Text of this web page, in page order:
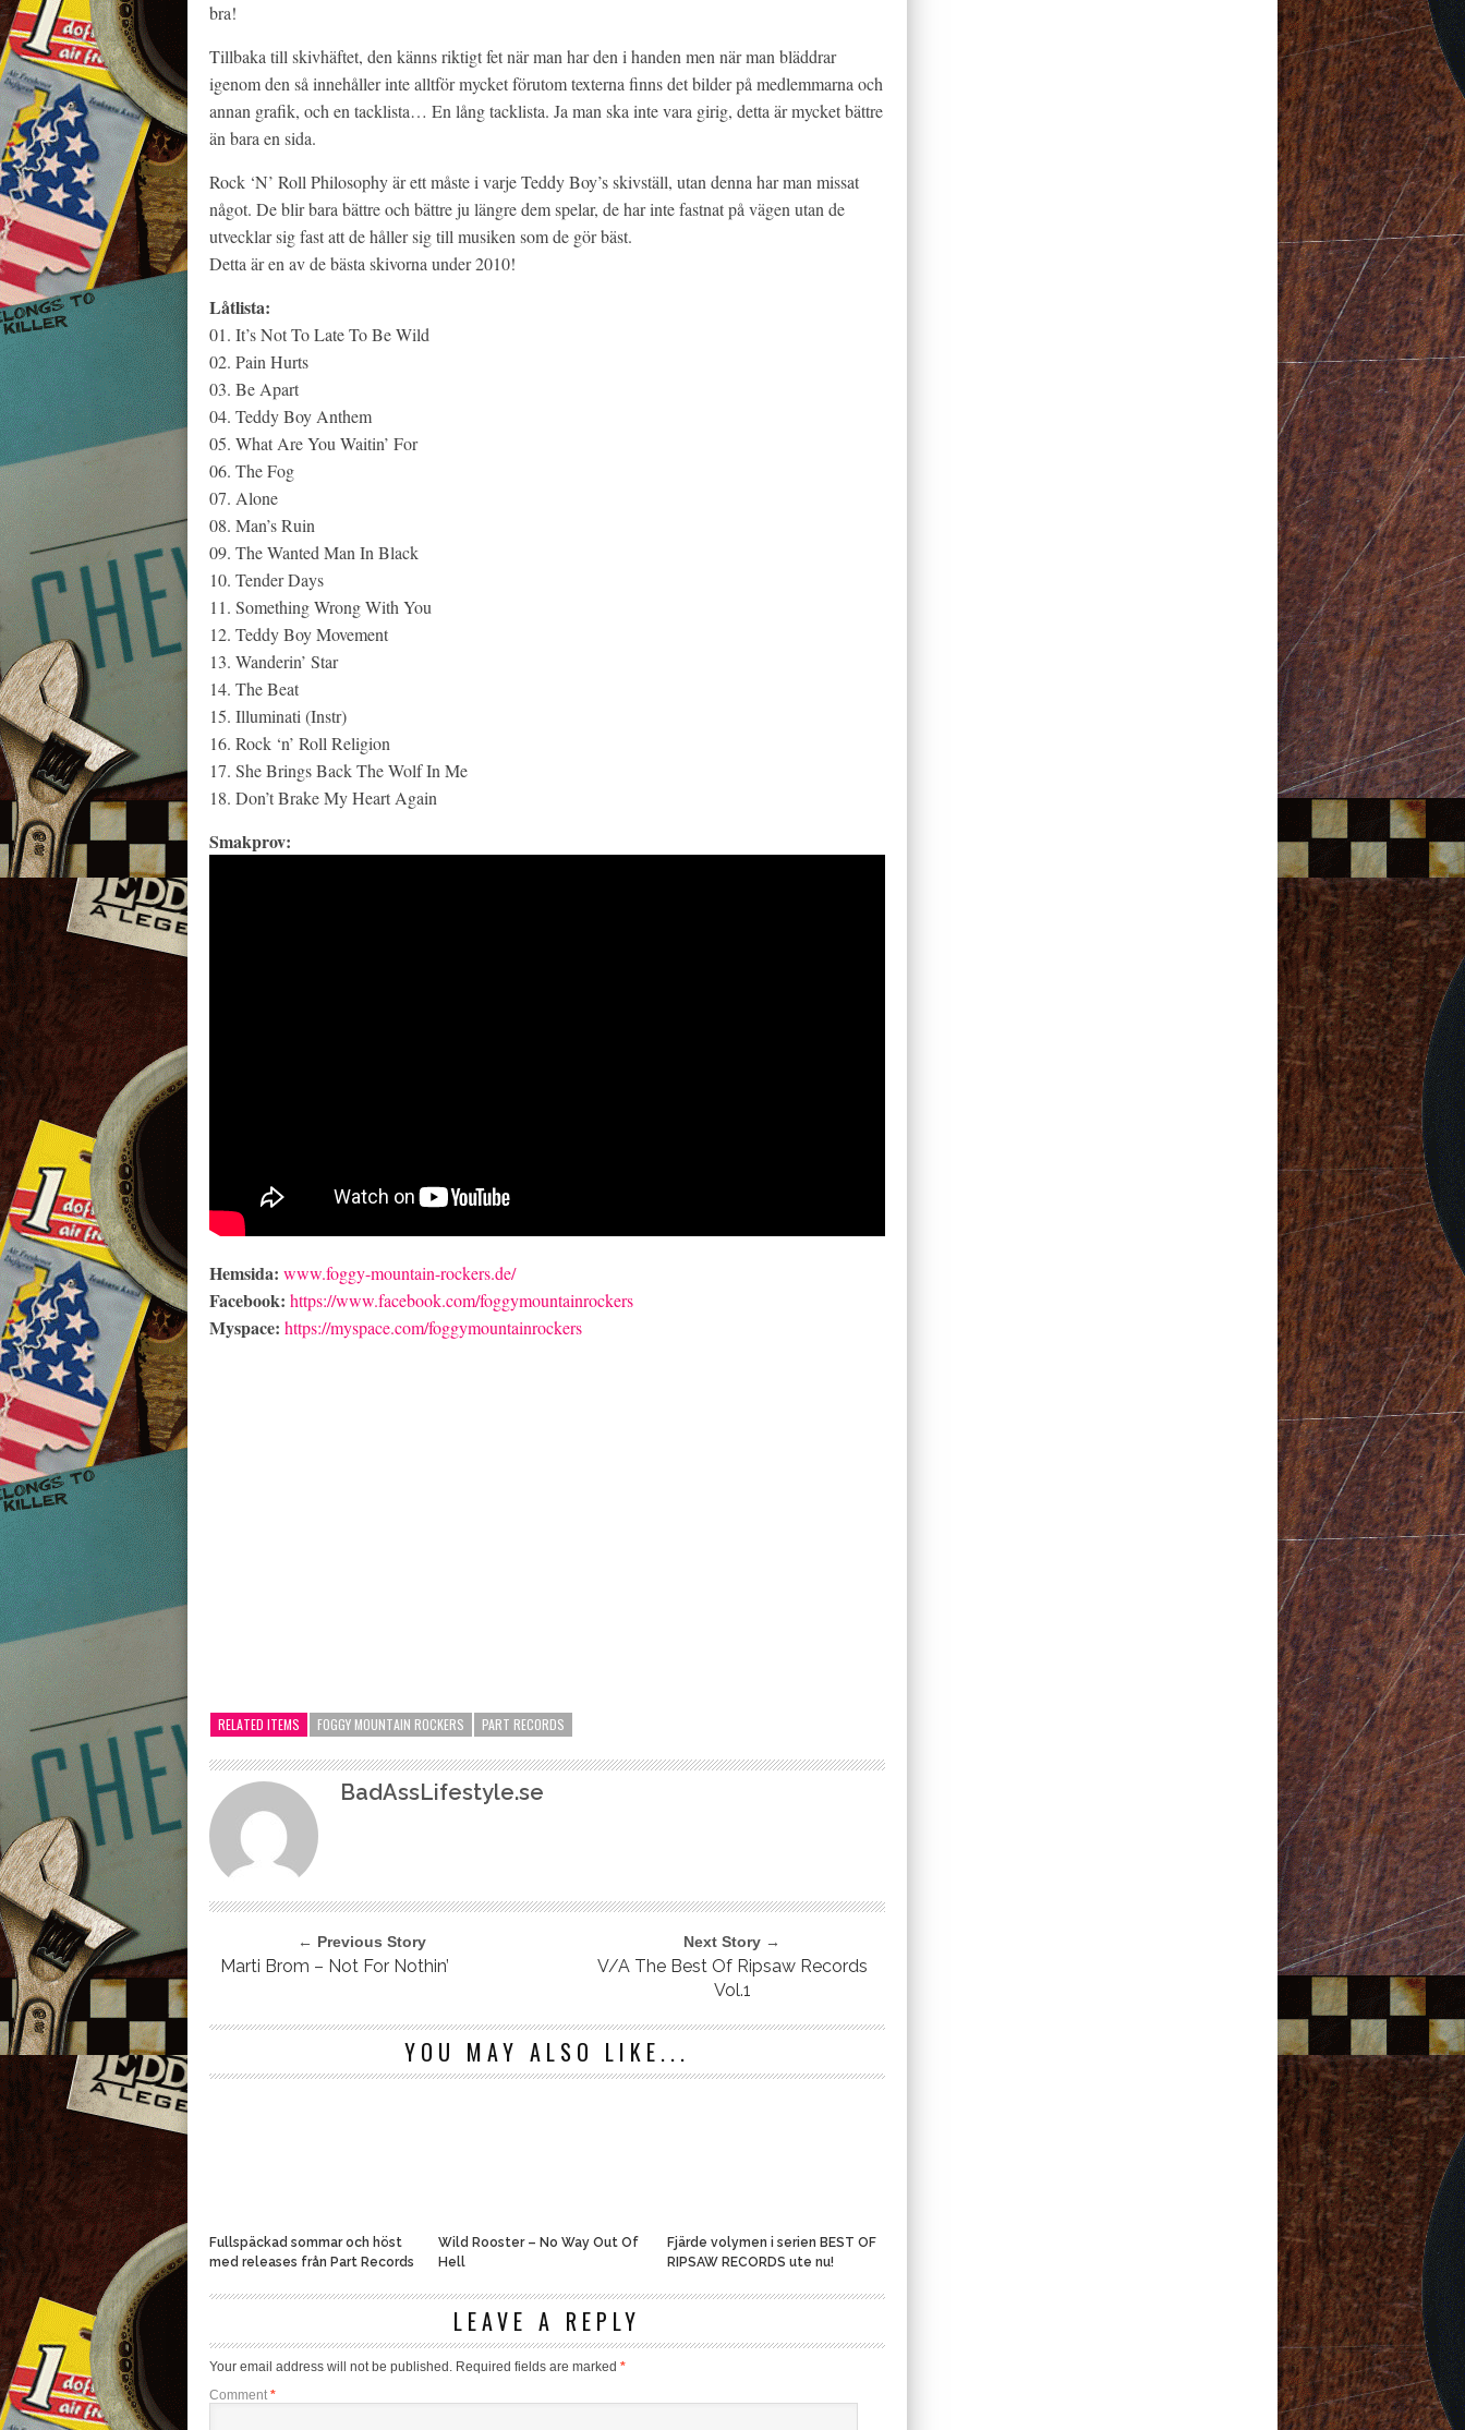
bra!
Tillbaka till skivhäftet, den känns riktigt fet när man har den i handen men när man bläddrar
igenom den så innehåller inte alltför mycket förutom texterna finns det bilder på medlemmarna och
annan grafik, och en tacklista… En lång tacklista. Ja man ska inte vara girig, detta är mycket bättre
än bara en sida.
Rock ‘N’ Roll Philosophy är ett måste i varje Teddy Boy’s skivställ, utan denna har man missat
något. De blir bara bättre och bättre ju längre dem spelar, de har inte fastnat på vägen utan de
utvecklar sig fast att de håller sig till musiken som de gör bäst.
Detta är en av de bästa skivorna under 2010!
Låtlista:
01. It’s Not To Late To Be Wild
02. Pain Hurts
03. Be Apart
04. Teddy Boy Anthem
05. What Are You Waitin’ For
06. The Fog
07. Alone
08. Man’s Ruin
09. The Wanted Man In Black
10. Tender Days
11. Something Wrong With You
12. Teddy Boy Movement
13. Wanderin’ Star
14. The Beat
15. Illuminati (Instr)
16. Rock ‘n’ Roll Religion
17. She Brings Back The Wolf In Me
18. Don’t Brake My Heart Again
Smakprov:
Hemsida: www.foggy-mountain-rockers.de/
Facebook: https://www.facebook.com/foggymountainrockers
Myspace: https://myspace.com/foggymountainrockers
RELATED ITEMS FOGGY MOUNTAIN ROCKERS PART RECORDS
BadAssLifestyle.se
← Previous Story
Marti Brom – Not For Nothin’
Next Story →
V/A The Best Of Ripsaw Records
Vol.1
YOU MAY ALSO LIKE...
Fullspäckad sommar och höst
med releases från Part Records
Wild Rooster – No Way Out Of
Hell
Fjärde volymen i serien BEST OF
RIPSAW RECORDS ute nu!
LEAVE A REPLY
Your email address will not be published. Required fields are marked *
Comment *